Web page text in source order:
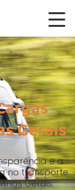
Gerais
e a
no transporte
Gerais.